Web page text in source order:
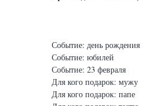
Событие: день рождения
Событие: юбилей
Событие: 23 февраля
Для кого подарок: мужу
Для кого подарок: папе